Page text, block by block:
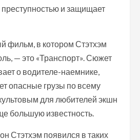
преступностью и защищает
фильм, в котором Стэтхэм
— это «Транспорт». Сюжет
о водителе-наемнике,
опасные грузы по всему
для любителей экшн
большую известность.
Стэтхэм появился в таких